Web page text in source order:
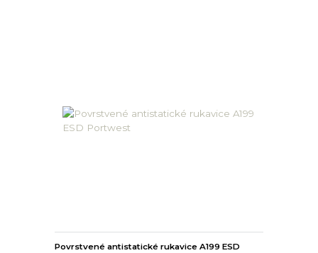
Povrstvené antistatické rukavice A199 ESD